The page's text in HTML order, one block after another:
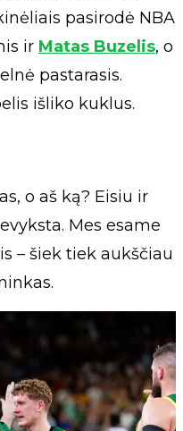
pasirodė NBA
ir Matas Buzelis, o
pastarasis.
išliko kuklus.
o aš ką? Eisiu ir
Mes esame
– šiek tiek aukščiau